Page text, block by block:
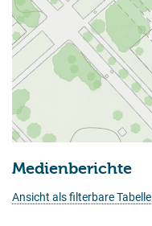
Medienberichte
Ansicht als filterbare Tabelle